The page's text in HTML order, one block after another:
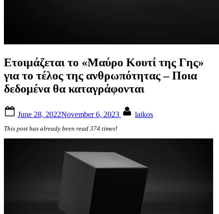
Ετοιμάζεται το «Μαύρο Κουτί της Γης»
για το τέλος της ανθρωπότητας – Ποια
δεδομένα θα καταγράφονται
on
June 28, 2022November 6, 2023 laikos
This post has already been read 374 times!